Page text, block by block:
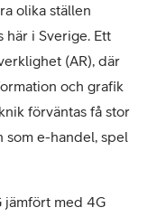
olika ställen
här i Sverige. Ett
(AR), där
och grafik
förväntas få stor
e-handel, spel
jämfört med 4G